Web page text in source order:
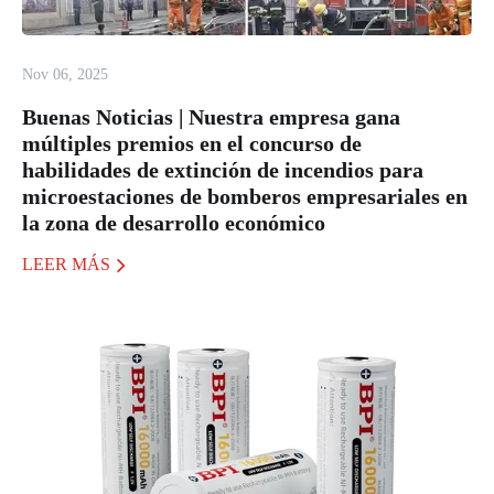
Nov 06, 2025
Buenas Noticias | Nuestra empresa gana
múltiples premios en el concurso de
habilidades de extinción de incendios para
microestaciones de bomberos empresariales en
la zona de desarrollo económico
LEER MÁS